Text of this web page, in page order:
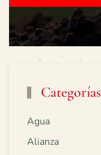
Categorías
Agua
Alianza